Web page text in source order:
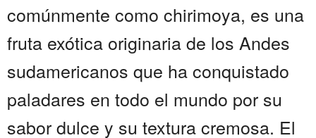
comúnmente como chirimoya, es una
fruta exótica originaria de los Andes
sudamericanos que ha conquistado
paladares en todo el mundo por su
sabor dulce y su textura cremosa. El